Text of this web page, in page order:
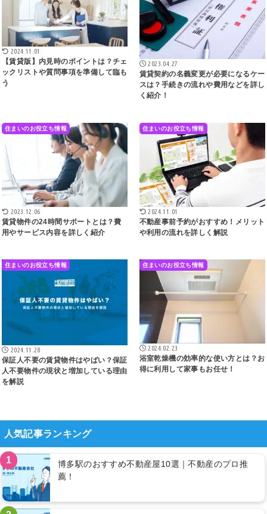
2024.11.01
【賃貸版】内見時のポイントは？チェ
ックリストや質問事項を準備して臨も
う
2023.04.27
賃貸契約の名義変更が必要になるケー
スは？手続きの流れや費用などを詳し
く紹介！
住まいのお役立ち情報
2023.12.06
賃貸物件の24時間サポートとは？費
用やサービス内容を詳しく紹介
住まいのお役立ち情報
2024.11.01
不動産事前予約がおすすめ！メリット
や利用の流れを詳しく解説
住まいのお役立ち情報
2024.11.28
保証人不要の賃貸物件はやばい？保証
人不要物件の現状と増加している理由
を解説
住まいのお役立ち情報
2024.02.23
浴室乾燥機の効率的な使い方とは？お
得に利用して家事もお任せ！
人気記事ランキング
1
博多駅のおすすめ不動産屋10選｜不動産のプロ推
薦！